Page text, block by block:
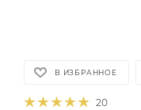
В ИЗБРАННОЕ
20